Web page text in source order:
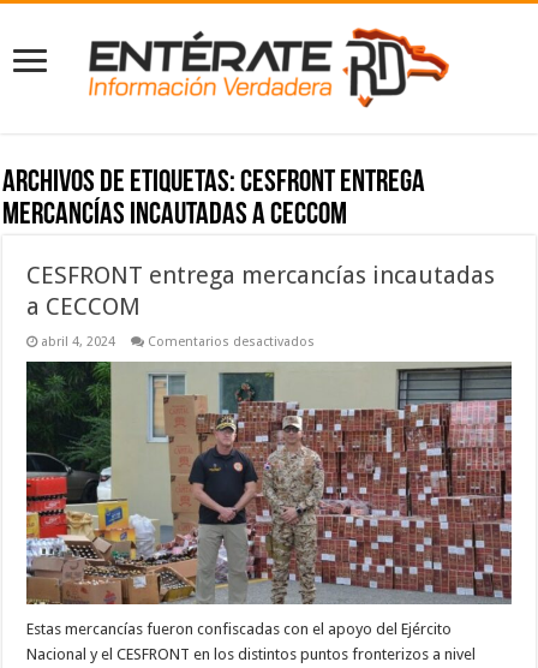
Archivos de etiquetas:CESFRONT entrega
mercancías incautadas a CECCOM
CESFRONT entrega mercancías incautadas
a CECCOM
abril 4, 2024 Comentarios desactivados
a
CECCOM
Estas mercancías fueron confiscadas con el apoyo del Ejército
Nacional y el CESFRONT en los distintos puntos fronterizos a nivel